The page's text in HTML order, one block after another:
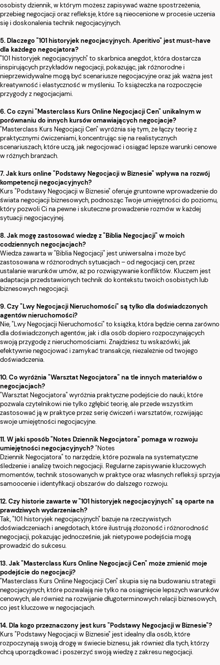
osobisty dziennik, w którym możesz zapisywać ważne spostrzeżenia,
przebieg negocjacji oraz refleksje, które są nieocenione w procesie uczenia
się i doskonalenia technik negocjacyjnych.
5. Dlaczego "101 historyjek negocjacyjnych. Aperitivo" jest must-have
dla każdego negocjatora?
"101 historyjek negocjacyjnych" to skarbnica anegdot, która dostarcza
inspirujących przykładów negocjacji, pokazując, jak różnorodne i
nieprzewidywalne mogą być scenariusze negocjacyjne oraz jak ważna jest
kreatywność i elastyczność w myśleniu. To książeczka na rozpoczęcie
przygody z negocjacjami.
6. Co czyni "Masterclass Kurs Online Negocjacji Cen" unikalnym w
porównaniu do innych kursów omawiających negocjacje?
"Masterclass Kurs Negocjacji Cen" wyróżnia się tym, że łączy teorię z
praktycznymi ćwiczeniami, koncentrując się na realistycznych
scenariuszach, które uczą, jak negocjować i osiągać lepsze warunki cenowe
w różnych branżach.
7. Jak kurs online "Podstawy Negocjacji w Biznesie" wpływa na rozwój
kompetencji negocjacyjnych?
Kurs "Podstawy Negocjacji w Biznesie" oferuje gruntowne wprowadzenie do
świata negocjacji biznesowych, podnosząc Twoje umiejętności do poziomu,
który pozwoli Ci na pewne i skuteczne prowadzenie rozmów w każdej
sytuacji negocjacyjnej.
8. Jak mogę zastosować wiedzę z "Biblia Negocjacji" w moich
codziennych negocjacjach?
Wiedza zawarta w "Biblia Negocjacji" jest uniwersalna i może być
zastosowana w różnorodnych sytuacjach – od negocjacji cen, przez
ustalanie warunków umów, aż po rozwiązywanie konfliktów. Kluczem jest
adaptacja przedstawionych technik do kontekstu twoich osobistych lub
biznesowych negocjacji.
9. Czy "Lwy Negocjacji Nieruchomości" są tylko dla doświadczonych
agentów nieruchomości?
Nie, "Lwy Negocjacji Nieruchomości" to książka, która będzie cenna zarówno
dla doświadczonych agentów, jak i dla osób dopiero rozpoczynających
swoją przygodę z nieruchomościami. Znajdziesz tu wskazówki, jak
efektywnie negocjować i zamykać transakcje, niezależnie od twojego
doświadczenia.
10. Co wyróżnia "Warsztat Negocjatora" na tle innych materiałów o
negocjacjach?
"Warsztat Negocjatora" wyróżnia praktyczne podejście do nauki, które
pozwala czytelnikowi nie tylko zgłębić teorię, ale przede wszystkim
zastosować ją w praktyce przez serię ćwiczeń i warsztatów, rozwijając
swoje umiejętności negocjacyjne.
11. W jaki sposób "Notes Dziennik Negocjatora" pomaga w rozwoju
umiejętności negocjacyjnych?"Notes
Dziennik Negocjatora" to narzędzie, które pozwala na systematyczne
śledzenie i analizę twoich negocjacji. Regularne zapisywanie kluczowych
momentów, technik stosowanych w praktyce oraz własnych refleksji sprzyja
samoocenie i identyfikacji obszarów do dalszego rozwoju.
12. Czy historie zawarte w "101 historyjek negocjacyjnych" są oparte na
prawdziwych wydarzeniach?
Tak, "101 historyjek negocjacyjnych" bazuje na rzeczywistych
doświadczeniach i anegdotach, które ilustrują złożoność i różnorodność
negocjacji, pokazując jednocześnie, jak nietypowe podejścia mogą
prowadzić do sukcesu.
13. Jak "Masterclass Kurs Online Negocjacji Cen" może zmienić moje
podejście do negocjacji?
"Masterclass Kurs Online Negocjacji Cen" skupia się na budowaniu strategii
negocjacyjnych, które pozwalają nie tylko na osiągnięcie lepszych warunków
cenowych, ale również na rozwijanie długoterminowych relacji biznesowych,
co jest kluczowe w negocjacjach.
14. Dla kogo przeznaczony jest kurs "Podstawy Negocjacji w Biznesie"?
Kurs "Podstawy Negocjacji w Biznesie" jest idealny dla osób, które
rozpoczynają swoją drogę w świecie biznesu, jak również dla tych, którzy
chcą uporządkować i poszerzyć swoją wiedzę z zakresu negocjacji.